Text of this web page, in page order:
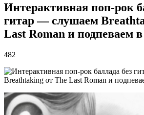
Интерактивная поп-рок
гитар — слушаем
Last Roman и подпеваем
482